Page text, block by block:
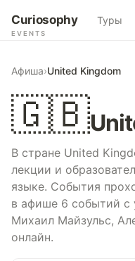
Curiosophy
EVENTS
Туры
Афиша›United Kingdom
🇬🇧
В стране United
лекции и
языке. События
в афише 6 событий с
Михаил Майзульс,
онлайн.